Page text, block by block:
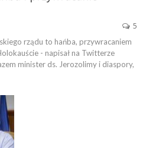
5
rządu to hańba, przywracaniem
- napisał na Twitterze
minister ds. Jerozolimy i diaspory,